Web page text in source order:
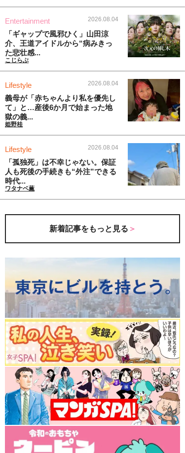
Entertainment 2026.08.04
「ギャップで風邪ひく」山田涼
介、王道アイドルから“病みきっ
た悲壮感...
こじらぶ
Lifestyle 2026.08.04
義母が「赤ちゃんより私を優先し
て」と…産後6か月で始まった地
獄の義...
姫野桂
Lifestyle 2026.08.04
「孤独死」は不幸じゃない。保証
人も死後の手続きも“外注”できる
時代...
ワタナベ薫
新着記事をもっと見る